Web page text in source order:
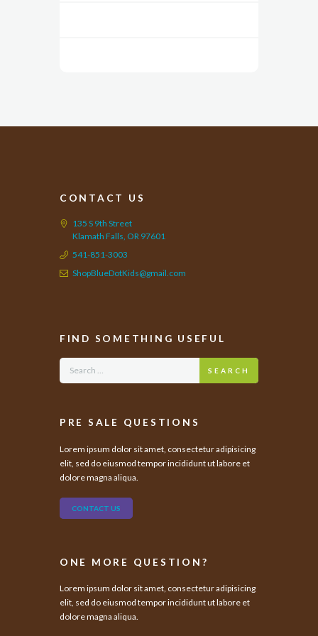
CONTACT US
135 S 9th Street
Klamath Falls, OR 97601
541-851-3003
ShopBlueDotKids@gmail.com
FIND SOMETHING USEFUL
SEARCH
PRE SALE QUESTIONS
Lorem ipsum dolor sit amet, consectetur adipisicing
elit, sed do eiusmod tempor incididunt ut labore et
dolore magna aliqua.
CONTACT US
ONE MORE QUESTION?
Lorem ipsum dolor sit amet, consectetur adipisicing
elit, sed do eiusmod tempor incididunt ut labore et
dolore magna aliqua.